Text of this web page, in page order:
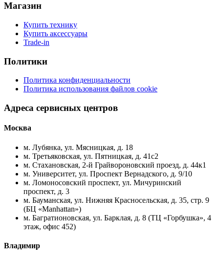
Магазин
Купить технику
Купить аксессуары
Trade-in
Политики
Политика конфиденциальности
Политика использования файлов cookie
Адреса сервисных центров
Москва
м. Лубянка, ул. Мясницкая, д. 18
м. Третьяковская, ул. Пятницкая, д. 41с2
м. Стахановская, 2-й Грайвороновский проезд, д. 44к1
м. Университет, ул. Проспект Вернадского, д. 9/10
м. Ломоносовский проспект, ул. Мичуринский
проспект, д. 3
м. Бауманская, ул. Нижняя Красносельская, д. 35, стр. 9
(БЦ «Manhattan»)
м. Багратионовская, ул. Барклая, д. 8 (ТЦ «Горбушка», 4
этаж, офис 452)
Владимир